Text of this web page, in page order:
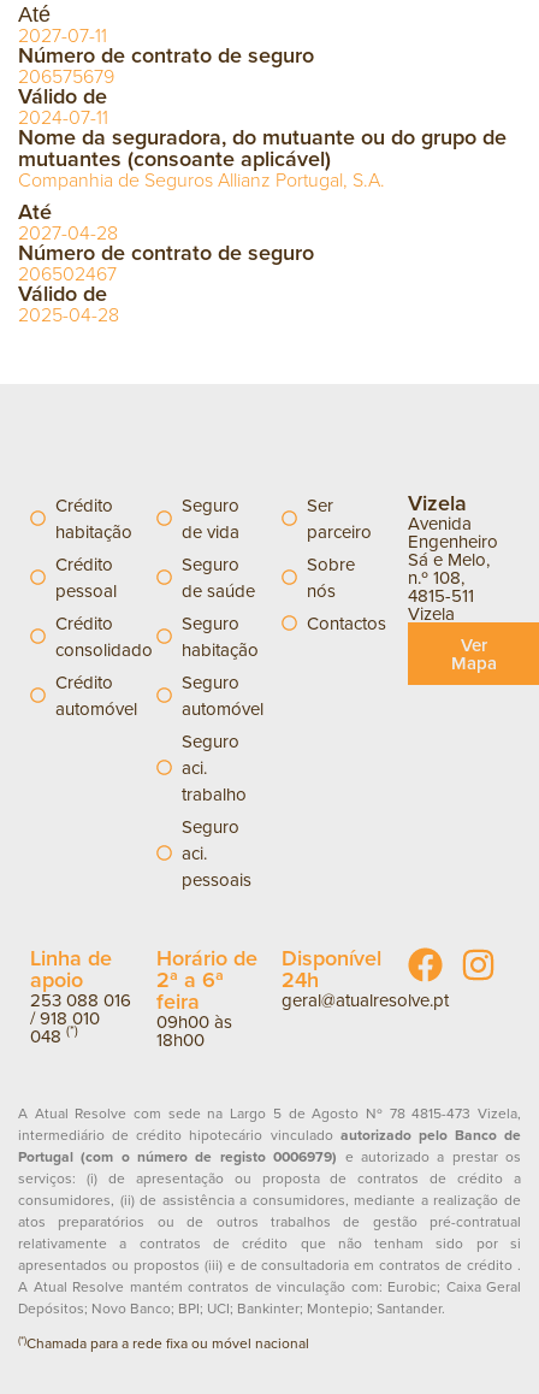
Até
2027-07-11
Número de contrato de seguro
206575679
Válido de
2024-07-11
Nome da seguradora, do mutuante ou do grupo de
mutuantes (consoante aplicável)
Companhia de Seguros Allianz Portugal, S.A.
Até
2027-04-28
Número de contrato de seguro
206502467
Válido de
2025-04-28
Crédito
habitação
Crédito
pessoal
Crédito
consolidado
Crédito
automóvel
Seguro
de vida
Seguro
de saúde
Seguro
habitação
Seguro
automóvel
Seguro
aci.
trabalho
Seguro
aci.
pessoais
Ser
parceiro
Sobre
nós
Contactos
Vizela
Avenida
Engenheiro
Sá e Melo,
n.º 108,
4815-511
Vizela
Ver
Mapa
Linha de
apoio
253 088 016
/918 010
048 (*)
Horário de
2ª a 6ª
feira
09h00 às
18h00
Disponível
24h
geral@atualresolve.pt
A Atual Resolve com sede na Largo 5 de Agosto Nº 78 4815-473 Vizela,
intermediário de crédito hipotecário vinculado autorizado pelo Banco de
Portugal (com o número de registo 0006979) e autorizado a prestar os
serviços: (i) de apresentação ou proposta de contratos de crédito a
consumidores, (ii) de assistência a consumidores, mediante a realização de
atos preparatórios ou de outros trabalhos de gestão pré-contratual
relativamente a contratos de crédito que não tenham sido por si
apresentados ou propostos (iii) e de consultadoria em contratos de crédito .
A Atual Resolve mantém contratos de vinculação com: Eurobic; Caixa Geral
Depósitos; Novo Banco; BPI; UCI; Bankinter; Montepio; Santander.
(*)Chamada para a rede fixa ou móvel nacional